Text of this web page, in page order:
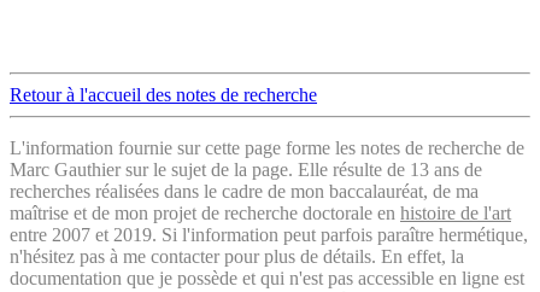
Retour à l'accueil des notes de recherche
L'information fournie sur cette page forme les notes de recherche de
Marc Gauthier sur le sujet de la page. Elle résulte de 13 ans de
recherches réalisées dans le cadre de mon baccalauréat, de ma
maîtrise et de mon projet de recherche doctorale en histoire de l'art
entre 2007 et 2019. Si l'information peut parfois paraître hermétique,
n'hésitez pas à me contacter pour plus de détails. En effet, la
documentation que je possède et qui n'est pas accessible en ligne est